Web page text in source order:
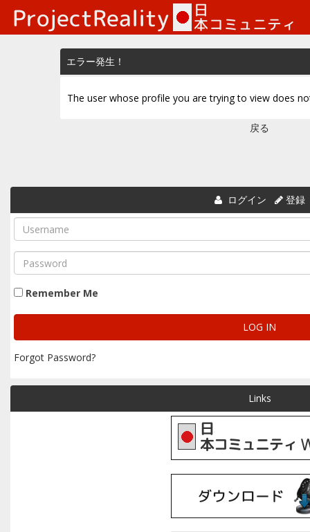
エラー発生！
The user whose profile you are trying to view does
戻る
ログイン 登録
Remember Me
Forgot Password?
Links